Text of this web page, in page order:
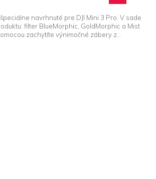
navrhnuté pre DJI Mini 3 Pro. V sade
filter BlueMorphic, GoldMorphic a Mist
zachytíte výnimočné zábery z...